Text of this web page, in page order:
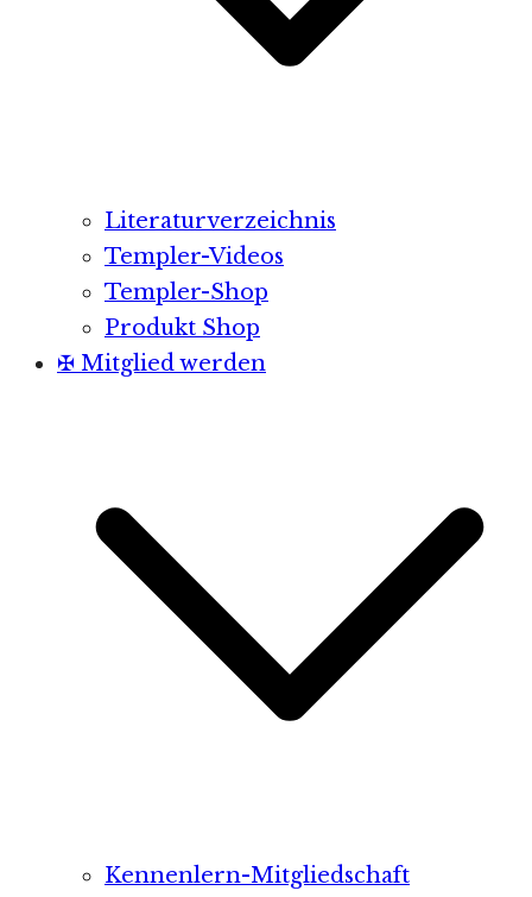
Literaturverzeichnis
Templer-Videos
Templer-Shop
Produkt Shop
✠ Mitglied werden
Kennenlern-Mitgliedschaft